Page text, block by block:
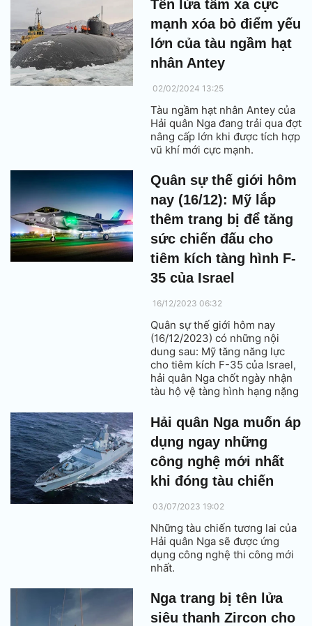
Tên lửa tầm xa cực
mạnh xóa bỏ điểm yếu
lớn của tàu ngầm hạt
nhân Antey
02/02/2024 13:25
Tàu ngầm hạt nhân Antey của
Hải quân Nga đang trải qua đợt
nâng cấp lớn khi được tích hợp
vũ khí mới cực mạnh.
Quân sự thế giới hôm
nay (16/12): Mỹ lắp
thêm trang bị để tăng
sức chiến đấu cho
tiêm kích tàng hình F-
35 của Israel
16/12/2023 06:32
Quân sự thế giới hôm nay
(16/12/2023) có những nội
dung sau: Mỹ tăng năng lực
cho tiêm kích F-35 của Israel,
hải quân Nga chốt ngày nhận
tàu hộ vệ tàng hình hạng nặng
mua trực thăng tấn công.
Hải quân Nga muốn áp
dụng ngay những
công nghệ mới nhất
khi đóng tàu chiến
03/07/2023 19:02
Những tàu chiến tương lai của
Hải quân Nga sẽ được ứng
dụng công nghệ thi công mới
nhất.
Nga trang bị tên lửa
siêu thanh Zircon cho